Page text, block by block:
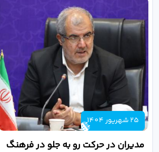
25 شهریور 1404
مدیران در حرکت رو به جلو در فرهنگ